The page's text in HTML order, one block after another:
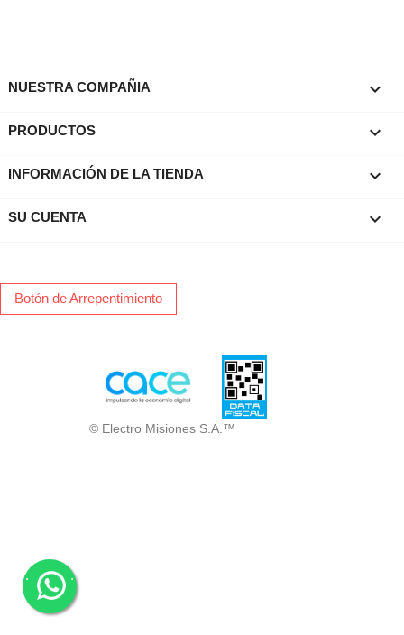
NUESTRA COMPAÑIA 
PRODUCTOS 
INFORMACIÓN DE LA TIENDA keyboard_arrow_down
SU CUENTA 
Botón de Arrepentimiento
© Electro Misiones S.A.™
. .